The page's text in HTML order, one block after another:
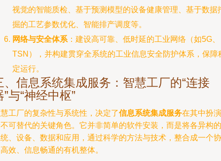
视觉的智能质检、基于预测模型的设备健康管理、基于数据
掘的工艺参数优化、智能排产调度等。
网络与安全体系 ：建设高可靠、低时延的工业网络（如5G、
TSN），并构建贯穿全系统的工业信息安全防护体系，保障
定运行。
、信息系统集成服务：智慧工厂的“连接
”与“神经中枢”
工厂的复杂性与系统性，决定了信息系统集成服务在其中扮演
可替代的关键角色。它并非简单的软件安装，而是将各异构的
、设备、数据和应用，通过科学的方法与技术，整合成一个协
效、信息畅通的有机整体。